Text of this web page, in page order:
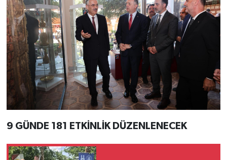
9 GÜNDE 181 ETKİNLİK DÜZENLENECEK